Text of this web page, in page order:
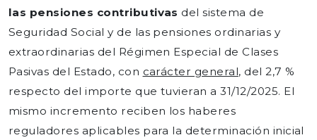
las pensiones contributivas del sistema de
Seguridad Social y de las pensiones ordinarias y
extraordinarias del Régimen Especial de Clases
Pasivas del Estado, con carácter general, del 2,7 %
respecto del importe que tuvieran a 31/12/2025. El
mismo incremento reciben los haberes
reguladores aplicables para la determinación inicial